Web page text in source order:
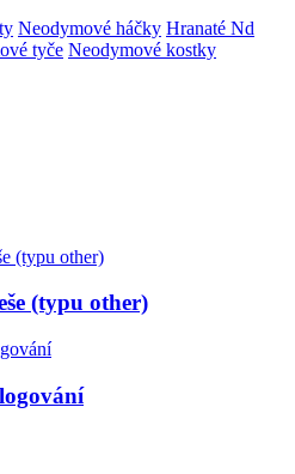
Neodymové háčky Hranaté Nd
tyče Neodymové kostky
(typu other)